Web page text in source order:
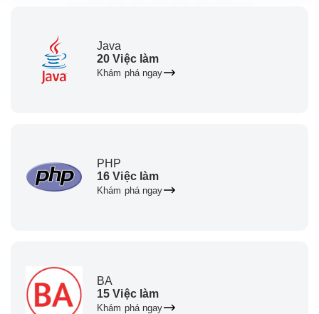
Java
20 Việc làm
Khám phá ngay
PHP
16 Việc làm
Khám phá ngay
BA
15 Việc làm
Khám phá ngay